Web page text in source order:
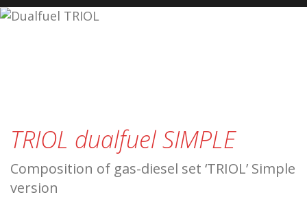
TRIOL dualfuel SIMPLE
Composition of gas-diesel set ‘TRIOL’ Simple
version